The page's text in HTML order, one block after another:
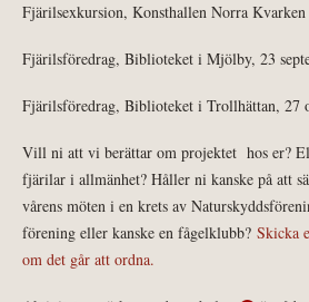
Fjärilsexkursion, Konsthallen Norra
Fjärilsföredrag, Biblioteket i Mjölby, 23
Fjärilsföredrag, Biblioteket i Trollhättan, 27
Vill ni att vi berättar om projektet hos er?
fjärilar i allmänhet? Håller ni kanske på att
vårens möten i en krets av
förening eller kanske en fågelklubb? Skicka
om det går att ordna.